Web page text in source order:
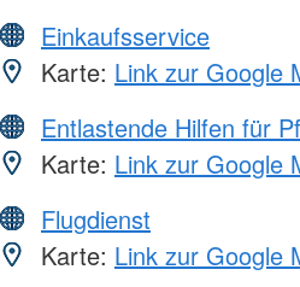
Einkaufsservice
Karte: Link zur Google
Entlastende Hilfen für
Karte: Link zur Google
Flugdienst
Karte: Link zur Google